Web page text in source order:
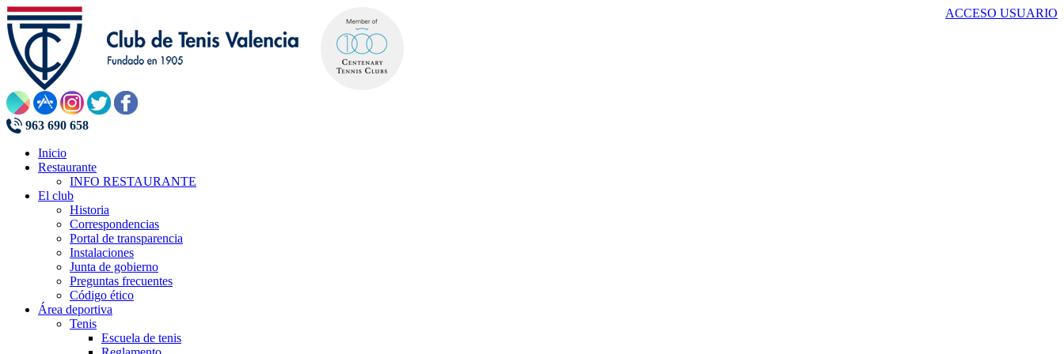
ACCESO USUARIO
963 690 658
Inicio
Restaurante
INFO RESTAURANTE
El club
Historia
Correspondencias
Portal de transparencia
Instalaciones
Junta de gobierno
Preguntas frecuentes
Código ético
Área deportiva
Tenis
Escuela de tenis